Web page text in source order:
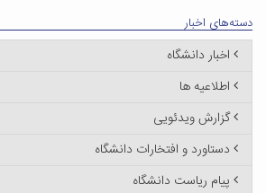
دسته‌های اخبار
اخبار دانشگاه
اطلاعیه ها
گزارش ویدئویی
دستاورد و افتخارات دانشگاه
پیام ریاست دانشگاه